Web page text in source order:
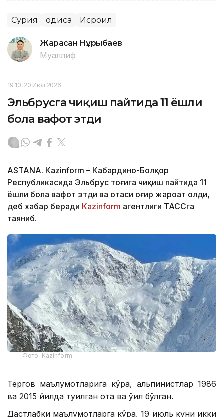
Сурия Ҳодиса Исроил
Жарасқан Нұрыбаев
Муаллиф
19:10, 20 Июл 2026
Эльбрусга чиқиш пайтида 11 ёшли
бола вафот этди
ASTANА. Кazinform – Кабардино-Болқор
Республикасида Эльбрус тоғига чиқиш пайтида 11
ёшли бола вафот этди ва отаси оғир жароҳат олди,
деб хабар беради Кazinform агентлиги ТАССга
таяниб.
Фото: Kazinform
Тергов маълумотларига кўра, альпинистлар 1986
ва 2015 йилда туғилган ота ва ўғил бўлган.
Дастлабки маълумотларга кўра, 19 июль куни икки